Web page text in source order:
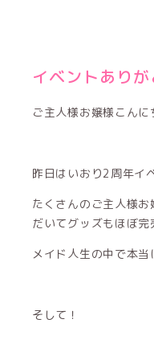
イベントあり
ご主人様お嬢様こん
昨日はいおり2周年イ
たくさんのご主人様
だいてグッズもほぼ完
メイド人生の中で本
そして！